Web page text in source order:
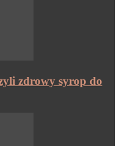
zdrowy syrop do